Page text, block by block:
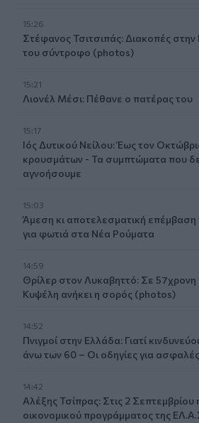
15:26
Στέφανος Τσιτσιπάς: Διακοπές στην
του σύντροφο (photos)
15:21
Λιονέλ Μέσι: Πέθανε ο πατέρας του
15:17
Ιός Δυτικού Νείλου: Έως τον
κρουσμάτων - Τα συμπτώματα που
αγνοήσουμε
15:03
Άμεση κι αποτελεσματική επέμβαση
για φωτιά στα Νέα Ρούματα
14:59
Θρίλερ στον Λυκαβηττό: Σε 57χρονη
Κυψέλη ανήκει η σορός (photos)
14:52
Πνιγμοί στην Ελλάδα: Γιατί
άνω των 60 – Οι οδηγίες για
14:42
Αλέξης Τσίπρας: Στις 2
οικονομικού προγράμματος της